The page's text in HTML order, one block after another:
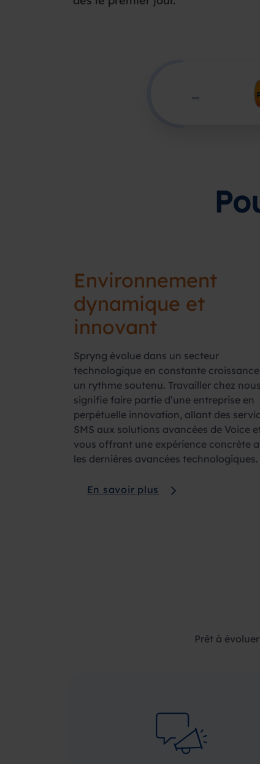
Environnement
dynamique et
innovant
Spryng évolue dans un secteur
technologique en constante
un rythme soutenu. Travailler chez nous
signifie faire partie d’une entreprise en
perpétuelle innovation, allant des
SMS aux solutions avancées de Voice
vous offrant une expérience concrète
les dernières avancées technologiques.
En savoir plus
Prêt à